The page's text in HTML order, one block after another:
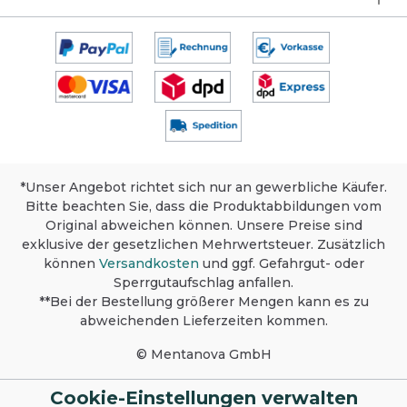
Lagerung und Umweltschutz Sicherheit:
Dieses Produkt ist nur für den gewerblichen
Gebrauch bestimmt. Ausführliche
Informationen siehe Sicherheitsdatenblatt.
Lagerung: Bei Raumtemperatur im
Originalbehälter lagern. Vor Frost schützen.
Umweltschutz: Packung nur völlig
*Unser Angebot richtet sich nur an gewerbliche Käufer.
Bitte beachten Sie, dass die Produktabbildungen vom
Original abweichen können. Unsere Preise sind
exklusive der gesetzlichen Mehrwertsteuer. Zusätzlich
können Versandkosten und ggf. Gefahrgut- oder
Sperrgutaufschlag anfallen.
**Bei der Bestellung größerer Mengen kann es zu
abweichenden Lieferzeiten kommen.
© Mentanova GmbH
Cookie-Einstellungen verwalten